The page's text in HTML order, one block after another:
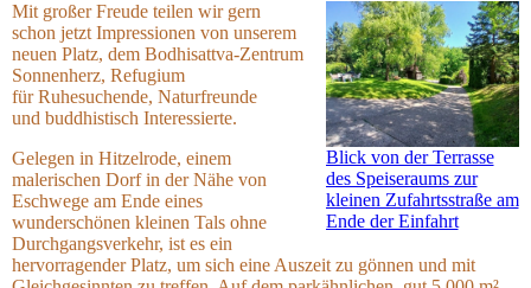
Blick von der Terrasse
des Speiseraums zur
kleinen Zufahrtsstraße am
Ende der Einfahrt
Mit großer Freude teilen wir gern
schon jetzt Impressionen von unserem
neuen Platz, dem Bodhisattva-Zentrum
Sonnenherz, Refugium
fürRuhesuchende, Naturfreunde
und buddhistisch Interessierte.
Gelegen in Hitzelrode, einem
malerischen Dorf in der Nähe von
Eschwege am Ende eines
wunderschönen kleinen Tals ohne
Durchgangsverkehr, ist es ein
hervorragender Platz, um sich eine Auszeit zu gönnen und mit